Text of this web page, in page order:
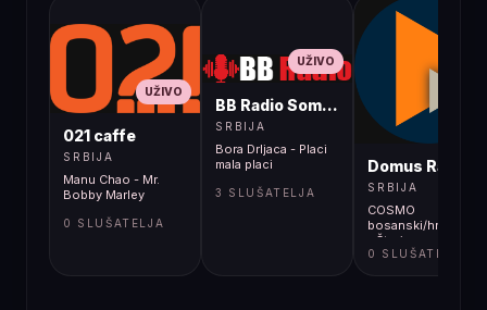
UŽIVO
021 caffe
SRBIJA
Manu Chao - Mr.
Bobby Marley
0 SLUŠATELJA
UŽIVO
BB Radio Sombor
SRBIJA
Bora Drljaca - Placi
mala placi
3 SLUŠATELJA
Domus Radio
SRBIJA
COSMO
bosanski/hrvatski/
- Što je novog od
ljeta 2026.?
0 SLUŠATELJA